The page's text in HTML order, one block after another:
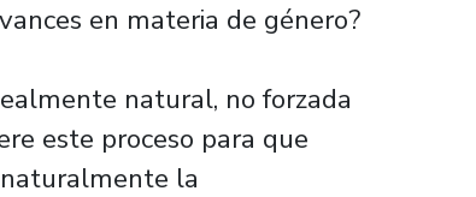
en materia de género?
natural, no forzada
este proceso para que
la